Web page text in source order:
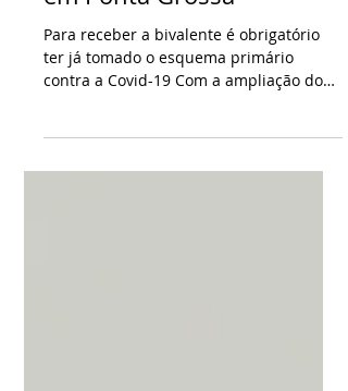
COVID-19: Ampliação da
vacinação bivalente
em Ponta Grossa